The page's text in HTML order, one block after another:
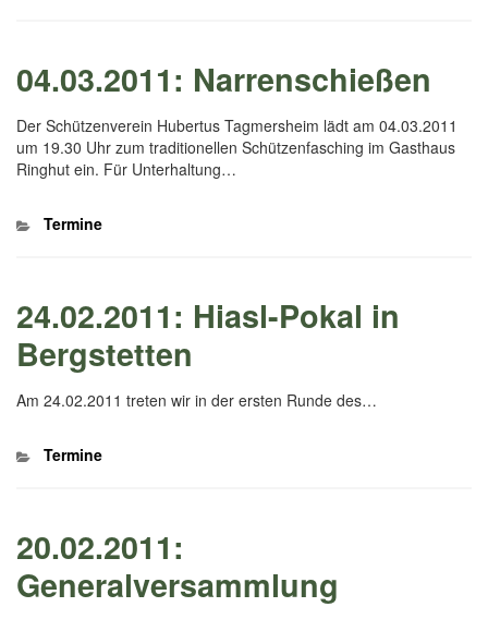
04.03.2011: Narrenschießen
Der Schützenverein Hubertus Tagmersheim lädt am 04.03.2011
um 19.30 Uhr zum traditionellen Schützenfasching im Gasthaus
Ringhut ein. Für Unterhaltung…
Kategorien
Termine
24.02.2011: Hiasl-Pokal in
Bergstetten
Am 24.02.2011 treten wir in der ersten Runde des…
Kategorien
Termine
20.02.2011:
Generalversammlung